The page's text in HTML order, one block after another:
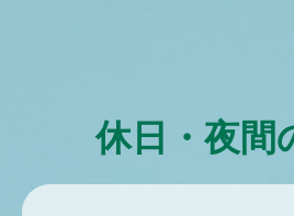
休日・夜間